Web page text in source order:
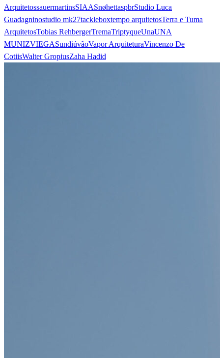
ArquitetossauermartinsSIAASnøhettaspbrStudio Luca
Guadagninostudio mk27tackleboxtempo arquitetosTerra e Tuma
ArquitetosTobias RehbergerTremaTriptyqueUnaUNA
MUNIZVIEGASundiúvãoVapor ArquiteturaVincenzo De
CotiisWalter GropiusZaha Hadid